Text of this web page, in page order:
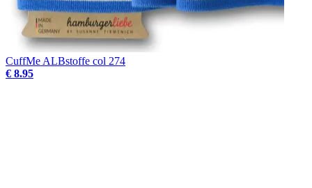
CuffMe ALBstoffe col 274
€ 8.95